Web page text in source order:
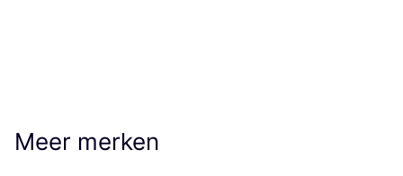
Meer merken